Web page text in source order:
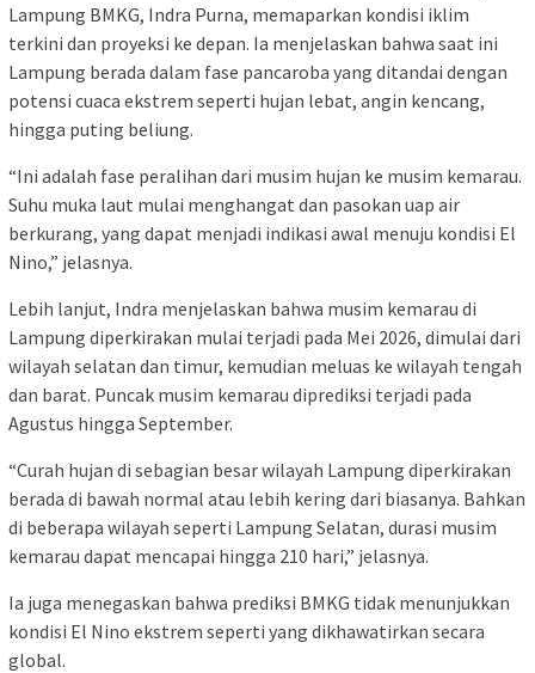
Lampung BMKG, Indra Purna, memaparkan kondisi iklim
terkini dan proyeksi ke depan. Ia menjelaskan bahwa saat ini
Lampung berada dalam fase pancaroba yang ditandai dengan
potensi cuaca ekstrem seperti hujan lebat, angin kencang,
hingga puting beliung.
“Ini adalah fase peralihan dari musim hujan ke musim kemarau.
Suhu muka laut mulai menghangat dan pasokan uap air
berkurang, yang dapat menjadi indikasi awal menuju kondisi El
Nino,” jelasnya.
Lebih lanjut, Indra menjelaskan bahwa musim kemarau di
Lampung diperkirakan mulai terjadi pada Mei 2026, dimulai dari
wilayah selatan dan timur, kemudian meluas ke wilayah tengah
dan barat. Puncak musim kemarau diprediksi terjadi pada
Agustus hingga September.
“Curah hujan di sebagian besar wilayah Lampung diperkirakan
berada di bawah normal atau lebih kering dari biasanya. Bahkan
di beberapa wilayah seperti Lampung Selatan, durasi musim
kemarau dapat mencapai hingga 210 hari,” jelasnya.
Ia juga menegaskan bahwa prediksi BMKG tidak menunjukkan
kondisi El Nino ekstrem seperti yang dikhawatirkan secara
global.